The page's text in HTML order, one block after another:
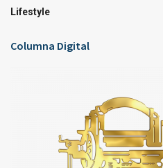
Lifestyle
Columna Digital